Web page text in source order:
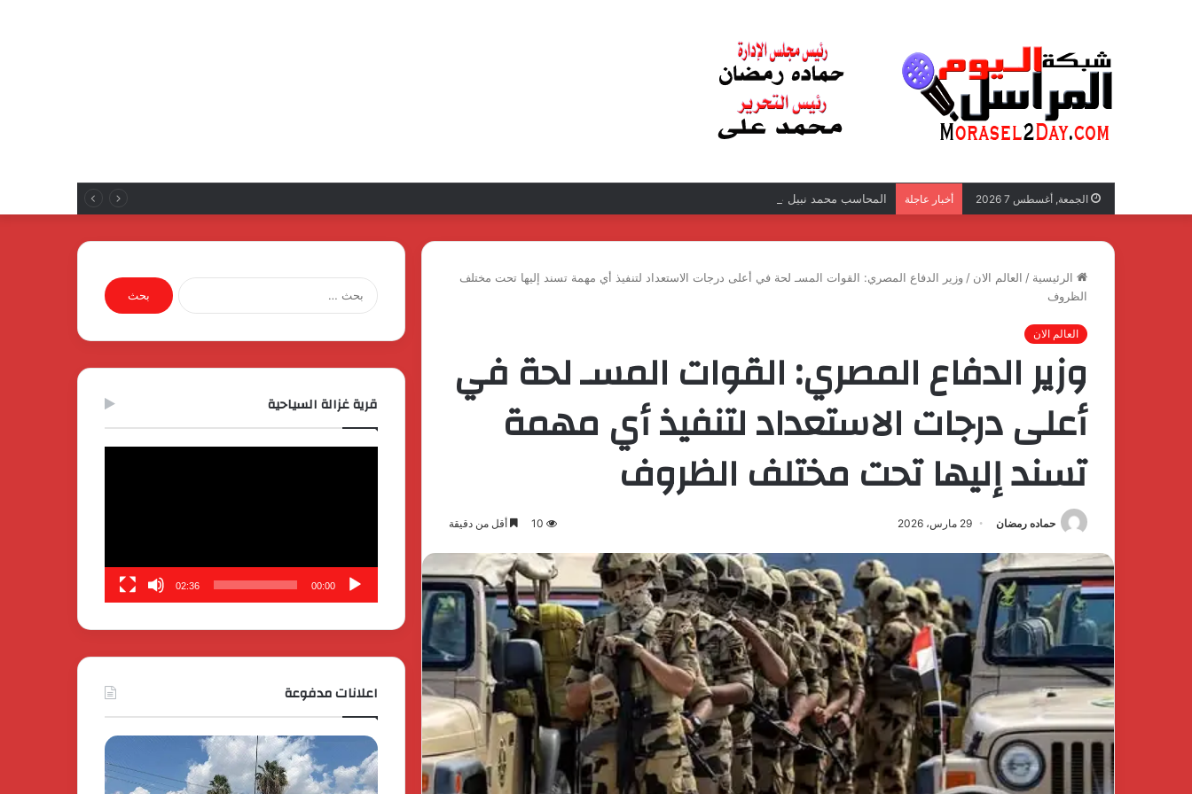
الجمعة, أغسطس 7 2026 أخبار عاجلة المحاسب محمد نبيل عبد الغفار فولي.. قيادة إدارية ناجحة على رأس فرع إيرادات طامية
الرئيسية / العالم الان / وزير الدفاع المصري: القوات المسـ لحة في أعلى درجات الاستعداد لتنفيذ أي مهمة تسند إليها تحت مختلف
الظروف
العالم الان
وزير الدفاع المصري: القوات المسـ لحة في
أعلى درجات الاستعداد لتنفيذ أي مهمة
تسند إليها تحت مختلف الظروف
حماده رمضان 29 مارس، 2026 10 أقل من دقيقة
البحث
عن:
قرية غزالة السياحية
00:00
02:36
اعلانات مدفوعة
The
First
Group
بدعم
الدولة
المصرية
كايي
موتورز
للسيارات
تفاصيل
إطلاق
قمة